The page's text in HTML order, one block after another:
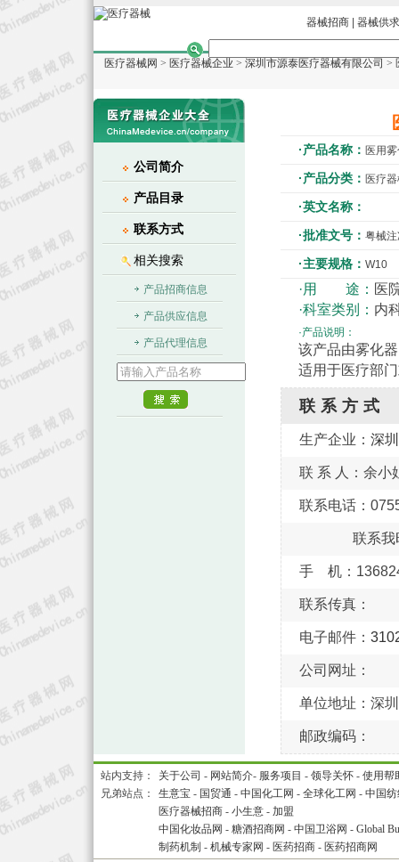
器械招商 器械供求
医疗器械网 > 医疗器械企业 > 深圳市源泰医疗器械有限公司 >
·产品名称： 医用
·产品分类： 医疗
·英文名称：
·批准文号： 粤械注
·主要规格： W10
·用 途： 医
·科室类别： 内
·产品说明：
该产品由雾化
适用于医疗部
联系方式
生产企业： 深
联 系 人：余小
联系电话：
联系我
手 机：
联系传真：
电子邮件：
公司网址：
单位地址：深
邮政编码：
公司简介
产品目录
联系方式
相关搜索
产品招商信息
产品供应信息
产品代理信息
站内支持： 关于公司 - 网站简介- 服务项目 - 领导关怀 - 使用帮
兄弟站点：
生意宝 - 国贸通 - 中国化工网 - 全球化工网 - 中国
医疗器械招商 - 小生意 - 加盟
中国化妆品网 - 糖酒招商网 - 中国卫浴网 - Global
制药机制 - 机械专家网 - 医药招商 - 医药招商网